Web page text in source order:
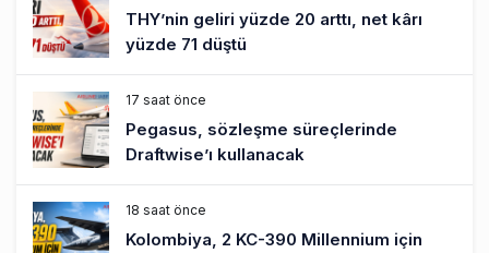
THY’nin geliri yüzde 20 arttı, net kârı
yüzde 71 düştü
17 saat önce
Pegasus, sözleşme süreçlerinde
Draftwise’ı kullanacak
18 saat önce
Kolombiya, 2 KC-390 Millennium için